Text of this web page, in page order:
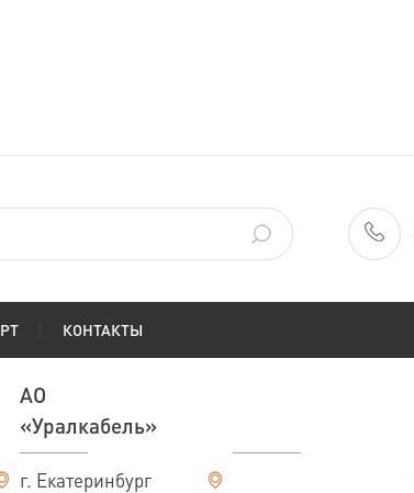
КОНТАКТЫ
АО
«Уралкабель»
г. Екатеринбург